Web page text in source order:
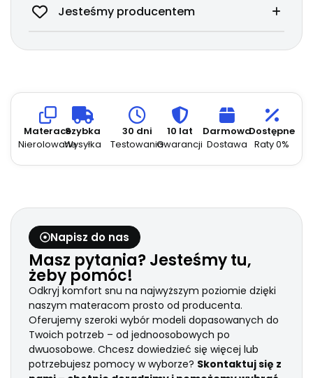
materaca na dłużej. Wyposażony jest w
technologię BioShield®, która ogranicza rozwój
środowisko snu.
Gramatura:250g/m2
Jesteśmy producentem
Materace
Nierolowane
Szybka
Wysyłka
30 dni
Testowania
10 lat
Gwarancji
Darmowa
Dostawa
Dostępne
Raty 0%
Napisz do nas
Masz pytania? Jesteśmy tu,
żeby pomóc!
Odkryj komfort snu na najwyższym poziomie dzięki
naszym materacom prosto od producenta.
Oferujemy szeroki wybór modeli dopasowanych do
Twoich potrzeb – od jednoosobowych po
dwuosobowe. Chcesz dowiedzieć się więcej lub
potrzebujesz pomocy w wyborze? Skontaktuj się z